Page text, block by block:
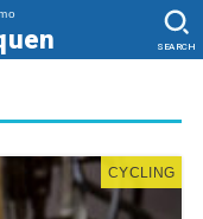
SEARCH
CYCLING